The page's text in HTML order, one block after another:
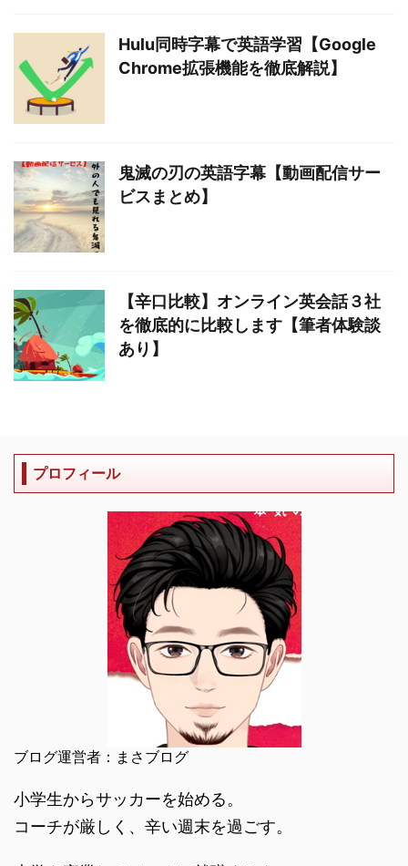
Hulu同時字幕で英語学習【Google
Chrome拡張機能を徹底解説】
鬼滅の刃の英語字幕【動画配信サー
ビスまとめ】
【辛口比較】オンライン英会話３社
を徹底的に比較します【筆者体験談
あり】
プロフィール
ブログ運営者：まさブログ
小学生からサッカーを始める。
コーチが厳しく、辛い週末を過ごす。